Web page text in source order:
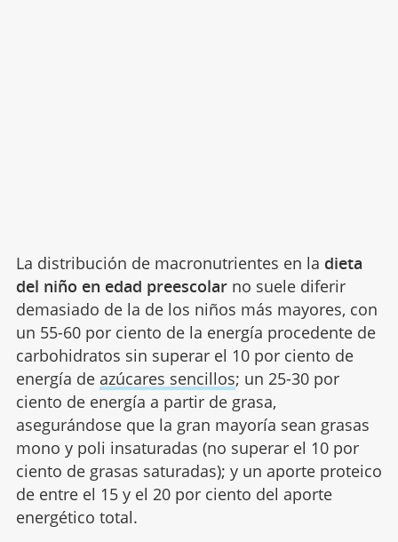
La distribución de macronutrientes en la dieta
del niño en edad preescolarno suele diferir
demasiado de la de los niños más mayores, con
un 55-60 por ciento de la energía procedente de
carbohidratos sin superar el 10 por ciento de
energía de azúcares sencillos; un 25-30 por
ciento de energía a partir de grasa,
asegurándose que la gran mayoría sean grasas
mono y poli insaturadas (no superar el 10 por
ciento de grasas saturadas); y un aporte proteico
de entre el 15 y el 20 por ciento del aporte
energético total.